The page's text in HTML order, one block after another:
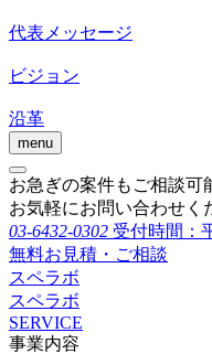
代表メッセージ
ビジョン
沿革
menu
お急ぎの案件もご相談可
お気軽にお問い合わせく
03-6432-0302 受付時間：
無料お見積・ご相談
スペラボ
スペラボ
SERVICE
事業内容